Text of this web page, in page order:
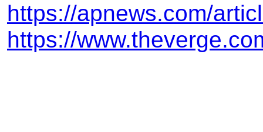
https://apnews.com/
https://